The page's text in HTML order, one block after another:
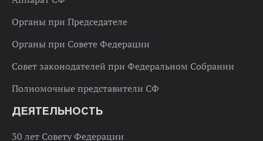
Органы при Председателе
Органы при Совете Федерации
Совет законодателей при Федеральном Собрании
Полномочные представители СФ
ДЕЯТЕЛЬНОСТЬ
30 лет Совету Федерации